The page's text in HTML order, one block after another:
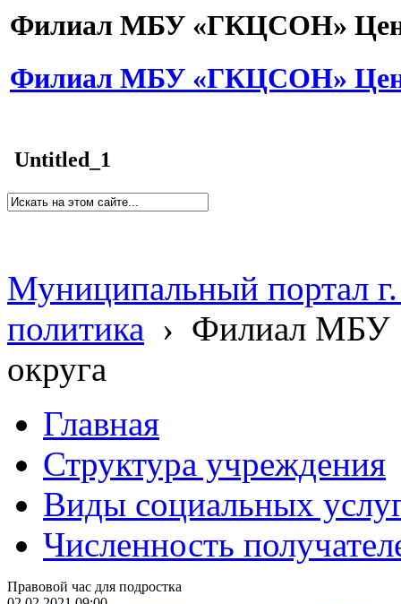
Филиал МБУ «ГКЦСОН»
Филиал МБУ «ГКЦСОН»
Untitled_1
Муниципальный портал
политика › Филиал МБУ
округа
Главная
Структура учреждения
Виды социальных
Численность
Правовой час для подростка